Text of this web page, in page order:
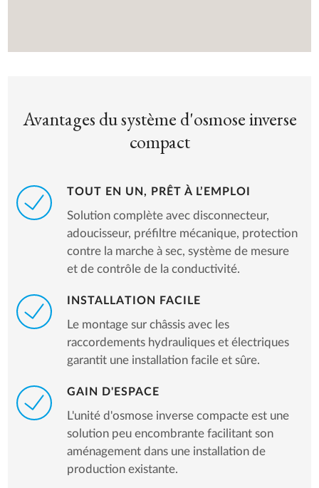
Avantages du système d'osmose inverse
compact
TOUT EN UN, PRÊT À L’EMPLOI
Solution complète avec disconnecteur,
adoucisseur, préfiltre mécanique, protection
contre la marche à sec, système de mesure
et de contrôle de la conductivité.
INSTALLATION FACILE
Le montage sur châssis avec les
raccordements hydrauliques et électriques
garantit une installation facile et sûre.
GAIN D'ESPACE
L'unité d'osmose inverse compacte est une
solution peu encombrante facilitant son
aménagement dans une installation de
production existante.